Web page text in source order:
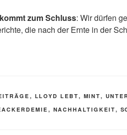
zum Schluss: Wir dürfen
die nach der Ernte in der
, LLOYD LEBT, MINT,
, NACHHALTIGKEIT,